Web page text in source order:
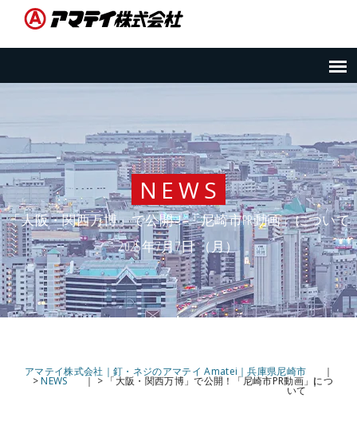
NEWS
「大阪・関西万博」で公開！「尼崎市PR動画」について
2025年7月7日 （月）
アマテイ株式会社｜釘・ネジのアマテイ Amatei｜兵庫県尼崎市
> NEWS > 「大阪・関西万博」で公開！「尼崎市PR動画」につ
いて